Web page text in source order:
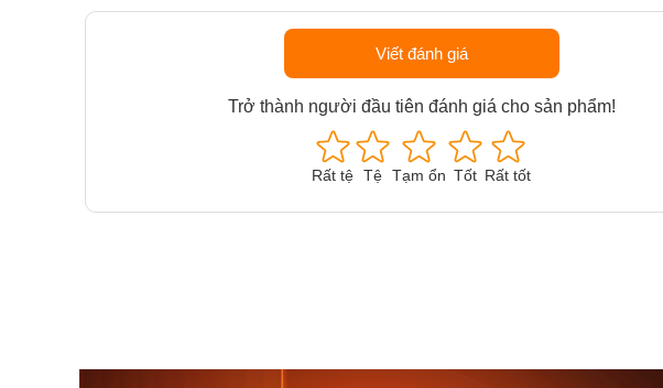
Viết đánh giá
Trở thành người đầu tiên đánh giá cho sản phẩm!
Rất tệ Tệ Tạm ổn Tốt Rất tốt